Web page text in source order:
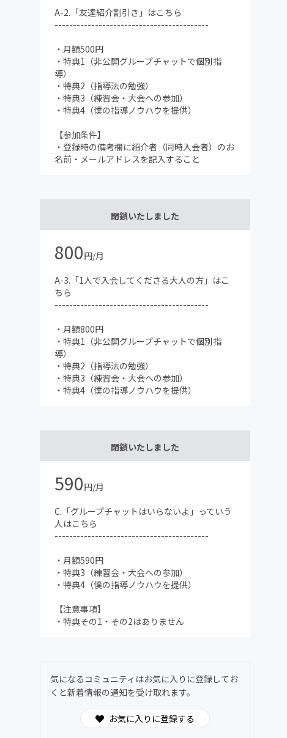
A-2.「友達紹介割引き」はこちら
------------------------------------------
・月額500円
・特典1（非公開グループチャットで個別指
導）
・特典2（指導法の勉強）
・特典3（練習会・大会への参加）
・特典4（僕の指導ノウハウを提供）
【参加条件】
・登録時の備考欄に紹介者（同時入会者）のお
名前・メールアドレスを記入すること
閉鎖いたしました
800円/月
A-3.「1人で入会してくださる大人の方」はこ
ちら
------------------------------------------
・月額800円
・特典1（非公開グループチャットで個別指
導）
・特典2（指導法の勉強）
・特典3（練習会・大会への参加）
・特典4（僕の指導ノウハウを提供）
閉鎖いたしました
590円/月
C.「グループチャットはいらないよ」っていう
人はこちら
------------------------------------------
・月額590円
・特典3（練習会・大会への参加）
・特典4（僕の指導ノウハウを提供）
【注意事項】
・特典その1・その2はありません
気になるコミュニティはお気に入りに登録してお
くと新着情報の通知を受け取れます。
お気に入りに登録する